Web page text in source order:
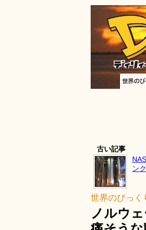
古い記事
ン
世界のびっく
ノルウ